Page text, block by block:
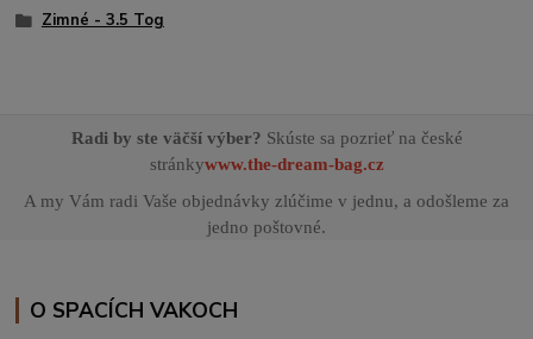
Zimné - 3.5 Tog
Radi by ste väčší výber? Skúste sa pozrieť na české
stránkywww.the-dream-bag.cz
A my Vám radi Vaše objednávky zlúčime v jednu, a odošleme za
jedno poštovné.
O SPACÍCH VAKOCH